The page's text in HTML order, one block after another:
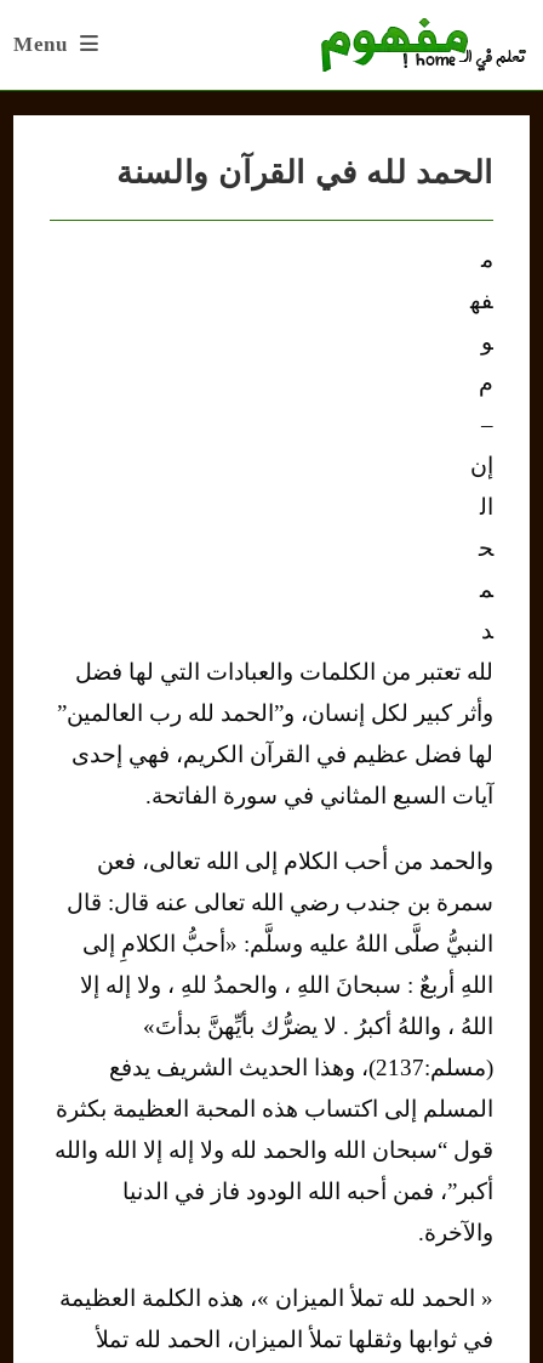
Menu
الحمد لله في القرآن والسنة
م
فه
و
م
–
إن
ال
ح
م
د
لله تعتبر من الكلمات والعبادات التي لها فضل
وأثر كبير لكل إنسان، و”الحمد لله رب العالمين”
لها فضل عظيم في القرآن الكريم، فهي إحدى
آيات السبع المثاني في سورة الفاتحة.
والحمد من أحب الكلام إلى الله تعالى، فعن
سمرة بن جندب رضي الله تعالى عنه قال: قال
النبيُّ صلَّى اللهُ عليه وسلَّم: «أحبُّ الكلامِ إلى
اللهِ أربعٌ : سبحانَ اللهِ ، والحمدُ للهِ ، ولا إله إلا
اللهُ ، واللهُ أكبرُ . لا يضرُّك بأيِّهنَّ بدأتَ»
(مسلم:2137)، وهذا الحديث الشريف يدفع
المسلم إلى اكتساب هذه المحبة العظيمة بكثرة
قول “سبحان الله والحمد لله ولا إله إلا الله والله
أكبر”، فمن أحبه الله الودود فاز في الدنيا
والآخرة.
« الحمد لله تملأ الميزان »، هذه الكلمة العظيمة
في ثوابها وثقلها تملأ الميزان، الحمد لله تملأ